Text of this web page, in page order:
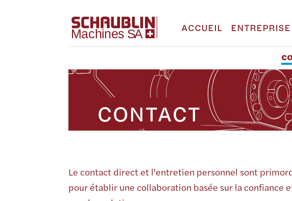
ACCUEIL ENTREPRISE
CONTACT
Le contact direct et l'entretien personnel sont
pour établir une collaboration basée sur la confiance